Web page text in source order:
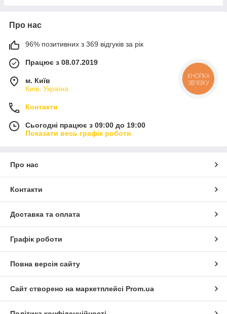
Про нас
96% позитивних з 369 відгуків за рік
Працює з 08.07.2019
м. Київ
Київ, Україна
Контакти
Сьогодні працює з 09:00 до 19:00
Показати весь графік роботи
Про нас
Контакти
Доставка та оплата
Графік роботи
Повна версія сайту
Сайт створено на маркетплейсі Prom.ua
КНОПКА
ЗВ'ЯЗКУ